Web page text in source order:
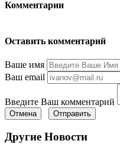
Комментарии
Оставить комментарий
Ваше имя
Ваш email
Введите Ваш комментарий
Отмена Отправить
Другие Новости